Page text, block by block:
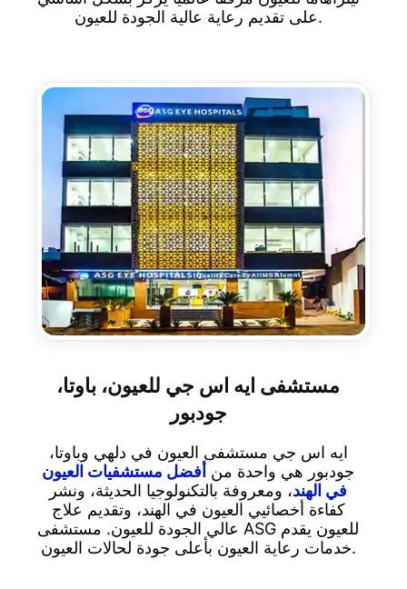
على تقديم رعاية عالية الجودة للعيون.
مستشفى ايه اس جي للعيون، باوتا،
جودبور
ايه اس جي مستشفى العيون في دلهي وباوتا،
جودبور هي واحدة من أفضل مستشفيات العيون
في الهند، ومعروفة بالتكنولوجيا الحديثة، ونشر
كفاءة أخصائيي العيون في الهند، وتقديم علاج
عالي الجودة للعيون. مستشفى ASG للعيون يقدم
خدمات رعاية العيون بأعلى جودة لحالات العيون.